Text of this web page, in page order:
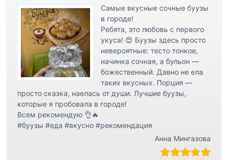
Самые вкусные сочные буузы
в городе!
Ребята, это любовь с первого
укуса! 😍 Буузы здесь просто
невероятные: тесто тонкое,
начинка сочная, а бульон —
божественный. Давно не ела
таких вкусных. Порция —
просто сказка, наелась от души. Лучшие буузы,
которые я пробовала в городе!
Всем рекомендую 👌🔥
#буузы #еда #вкусно #рекомендация
Анна Мингазова